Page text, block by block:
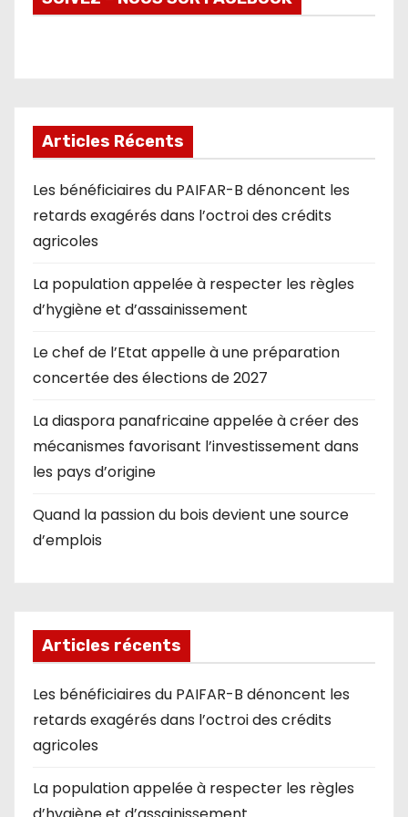
Articles Récents
Les bénéficiaires du PAIFAR-B dénoncent les
retards exagérés dans l’octroi des crédits
agricoles
La population appelée à respecter les règles
d’hygiène et d’assainissement
Le chef de l’Etat appelle à une préparation
concertée des élections de 2027
La diaspora panafricaine appelée à créer des
mécanismes favorisant l’investissement dans
les pays d’origine
Quand la passion du bois devient une source
d’emplois
Articles récents
Les bénéficiaires du PAIFAR-B dénoncent les
retards exagérés dans l’octroi des crédits
agricoles
La population appelée à respecter les règles